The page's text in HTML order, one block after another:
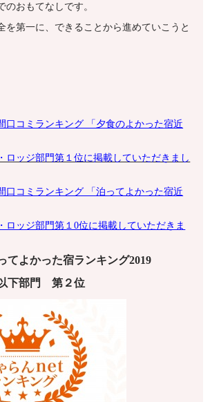
のおもてなしです。
を第一に、できることから進めていこうと
口コミランキング 「夕食のよかった宿近
ロッジ部門第１位に掲載していただきまし
口コミランキング 「泊ってよかった宿近
ロッジ部門第１0位に掲載していただきま
てよかった宿ランキング2019
下部門 第 ２位